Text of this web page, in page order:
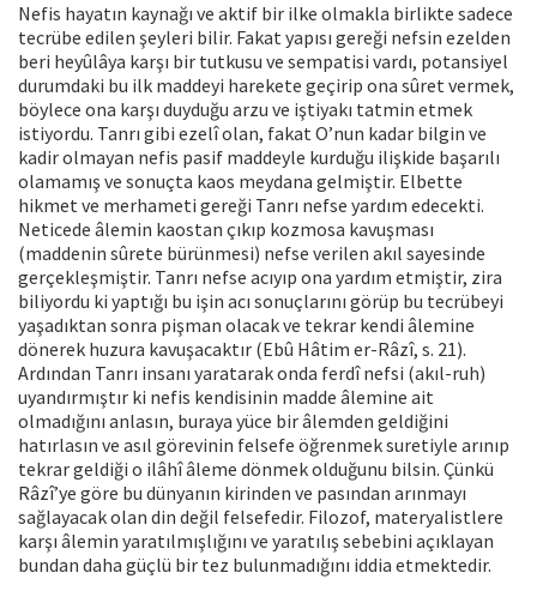
Nefis hayatın kaynağı ve aktif bir ilke olmakla birlikte sadece
tecrübe edilen şeyleri bilir. Fakat yapısı gereği nefsin ezelden
beri heyûlâya karşı bir tutkusu ve sempatisi vardı, potansiyel
durumdaki bu ilk maddeyi harekete geçirip ona sûret vermek,
böylece ona karşı duyduğu arzu ve iştiyakı tatmin etmek
istiyordu. Tanrı gibi ezelî olan, fakat O’nun kadar bilgin ve
kadir olmayan nefis pasif maddeyle kurduğu ilişkide başarılı
olamamış ve sonuçta kaos meydana gelmiştir. Elbette
hikmet ve merhameti gereği Tanrı nefse yardım edecekti.
Neticede âlemin kaostan çıkıp kozmosa kavuşması
(maddenin sûrete bürünmesi) nefse verilen akıl sayesinde
gerçekleşmiştir. Tanrı nefse acıyıp ona yardım etmiştir, zira
biliyordu ki yaptığı bu işin acı sonuçlarını görüp bu tecrübeyi
yaşadıktan sonra pişman olacak ve tekrar kendi âlemine
dönerek huzura kavuşacaktır (Ebû Hâtim er-Râzî, s. 21).
Ardından Tanrı insanı yaratarak onda ferdî nefsi (akıl-ruh)
uyandırmıştır ki nefis kendisinin madde âlemine ait
olmadığını anlasın, buraya yüce bir âlemden geldiğini
hatırlasın ve asıl görevinin felsefe öğrenmek suretiyle arınıp
tekrar geldiği o ilâhî âleme dönmek olduğunu bilsin. Çünkü
Râzî’ye göre bu dünyanın kirinden ve pasından arınmayı
sağlayacak olan din değil felsefedir. Filozof, materyalistlere
karşı âlemin yaratılmışlığını ve yaratılış sebebini açıklayan
bundan daha güçlü bir tez bulunmadığını iddia etmektedir.